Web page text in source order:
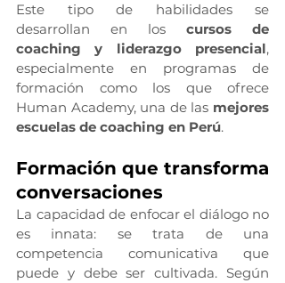
Este tipo de habilidades se
desarrollan en los cursos de
coaching y liderazgo presencial,
especialmente en programas de
formación como los que ofrece
Human Academy, una de las mejores
escuelas de coaching en Perú.
Formación que transforma
conversaciones
La capacidad de enfocar el diálogo no
es innata: se trata de una
competencia comunicativa que
puede y debe ser cultivada. Según